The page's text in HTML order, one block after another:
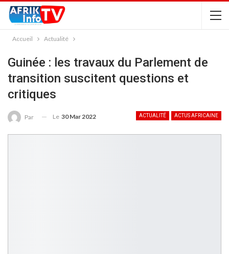
Accueil Actualité
Guinée : les travaux du Parlement de
transition suscitent questions et
critiques
ACTUALITÉ ACTUS AFRICAINE
Par Le 30 Mar 2022